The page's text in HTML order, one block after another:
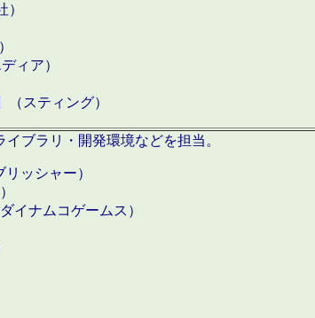
ィア）
（スティング）
ブラリ・開発環境などを担当。
ッシャー）
イナムコゲームス）